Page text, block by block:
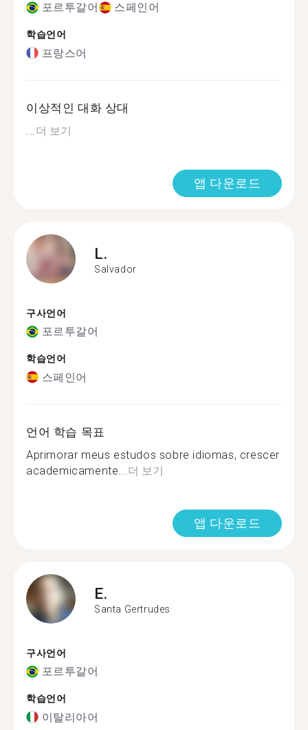
포르투갈어 스페인어
학습언어
프랑스어
이상적인 대화 상대
더 보기
앱 다운로드
L.
Salvador
구사언어
포르투갈어
학습언어
스페인어
언어 학습 목표
Aprimorar meus estudos sobre idiomas, crescer
academicamente... 더 보기
앱 다운로드
E.
Santa Gertrudes
구사언어
포르투갈어
학습언어
이탈리아어